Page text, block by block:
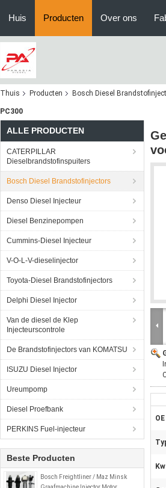
Huis Producten Over ons
Thuis Producten Bosch Diesel
PC300
ALLE PRODUCTEN
CATERPILLAR
Dieselbrandstofinspuiters
Bosch Diesel Brandstofinjectors
Denso Diesel Injecteur
Diesel Benzinepompen
Cummins-Diesel Injecteur
V-O-L-V-dieselinjector
Toyota-Diesel Brandstofinjectors
Delphi Diesel Injector
Van de diesel de Klep
Injecteurscontrole
De Brandstofinjectors van KOMATSU
ISUZU Diesel Injector
Ureumpomp
Diesel Proefbank
PERKINS Fuel-injecteur
Beste Producten
Bosch Freightliner / Maz Minsk